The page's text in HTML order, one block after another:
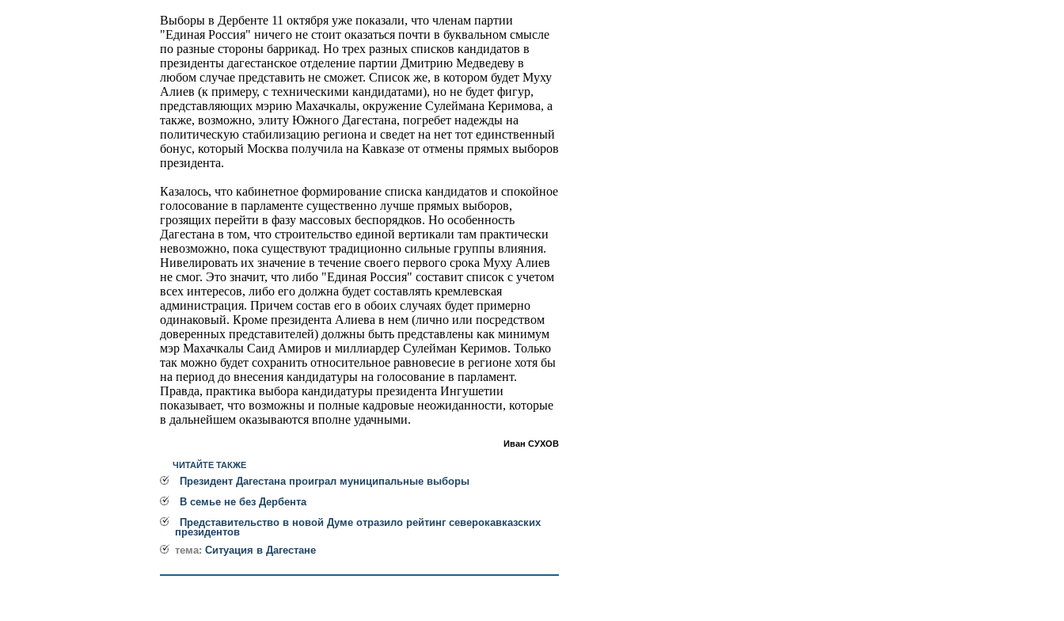
Выборы в Дербенте 11 октября уже показали, что членам партии
"Единая Россия" ничего не стоит оказаться почти в буквальном смысле
по разные стороны баррикад. Но трех разных списков кандидатов в
президенты дагестанское отделение партии Дмитрию Медведеву в
любом случае представить не сможет. Список же, в котором будет Муху
Алиев (к примеру, с техническими кандидатами), но не будет фигур,
представляющих мэрию Махачкалы, окружение Сулеймана Керимова, а
также, возможно, элиту Южного Дагестана, погребет надежды на
политическую стабилизацию региона и сведет на нет тот единственный
бонус, который Москва получила на Кавказе от отмены прямых выборов
президента.
Казалось, что кабинетное формирование списка кандидатов и спокойное
голосование в парламенте существенно лучше прямых выборов,
грозящих перейти в фазу массовых беспорядков. Но особенность
Дагестана в том, что строительство единой вертикали там практически
невозможно, пока существуют традиционно сильные группы влияния.
Нивелировать их значение в течение своего первого срока Муху Алиев
не смог. Это значит, что либо "Единая Россия" составит список с учетом
всех интересов, либо его должна будет составлять кремлевская
администрация. Причем состав его в обоих случаях будет примерно
одинаковый. Кроме президента Алиева в нем (лично или посредством
доверенных представителей) должны быть представлены как минимум
мэр Махачкалы Саид Амиров и миллиардер Сулейман Керимов. Только
так можно будет сохранить относительное равновесие в регионе хотя бы
на период до внесения кандидатуры на голосование в парламент.
Правда, практика выбора кандидатуры президента Ингушетии
показывает, что возможны и полные кадровые неожиданности, которые
в дальнейшем оказываются вполне удачными.
Иван СУХОВ
ЧИТАЙТЕ ТАКЖЕ
Президент Дагестана проиграл муниципальные выборы
В семье не без Дербента
Представительство в новой Думе отразило рейтинг северокавказских
президентов
тема: Ситуация в Дагестане